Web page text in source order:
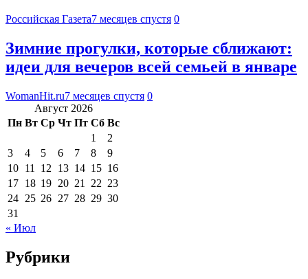
Российская Газета7 месяцев спустя 0
Зимние прогулки, которые сближают:
идеи для вечеров всей семьей в январе
WomanHit.ru7 месяцев спустя 0
Август 2026
Пн Вт Ср Чт Пт Сб Вс
1
2
3
4 5 6 7 8
9
10 11 12 13 14 15 16
17 18 19 20 21 22 23
24 25 26 27 28 29 30
31
« Июл
Рубрики